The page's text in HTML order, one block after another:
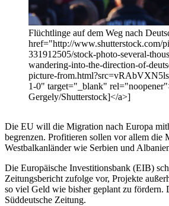
Flüchtlinge auf dem Weg nach
href="http://www.shutterstock.com/
331912505/stock-photo-several-
wandering-into-the-direction-of-
picture-
1-0" target="_blank"
Gergely/Shutterstock]</a>]
Die EU will die Migration nach Europa
begrenzen. Profitieren sollen vor allem die
Westbalkanländer wie Serbien und
Die Europäische Investitionsbank (EIB)
Zeitungsbericht zufolge vor, Projekte
so viel Geld wie bisher geplant zu fördern.
Süddeutsche Zeitung.